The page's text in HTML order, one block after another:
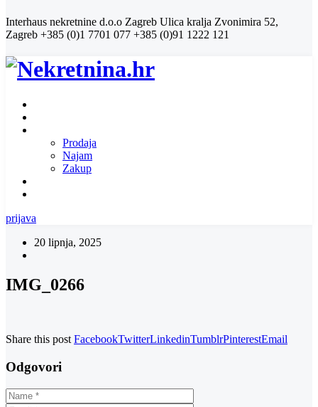
Interhaus nekretnine d.o.o Zagreb Ulica kralja Zvonimira 52,
Zagreb +385 (0)1 7701 077 +385 (0)91 1222 121
Prodaja
Najam
Zakup
prijava
20 lipnja, 2025
IMG_0266
Share this post FacebookTwitterLinkedinTumblrPinterestEmail
Odgovori